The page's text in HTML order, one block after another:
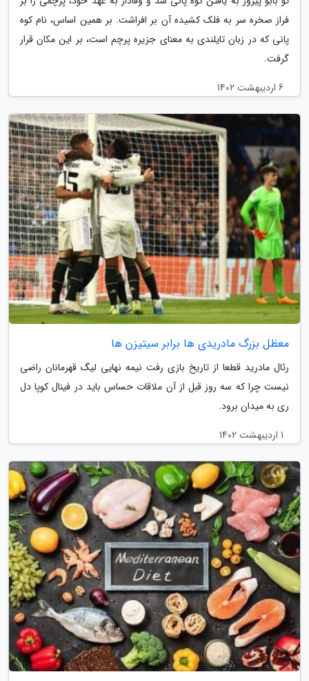
فراز صخره سر به فلک کشیده آن بر افراشت. بر همین اساس، نام کوه
پانی که در زبان تایلندی به معنای جزیره پرچم است، بر این مکان قرار
گرفت.
6 اردیبهشت 1402
معظل بزرگ مادریدی ها برابر سیتیزن ها
رئال مادرید قطعا از تاریخ بازی رفت نیمه نهایی لیگ قهرمانان راضی
نیست چرا که سه روز قبل از آن ملاقات حساس باید در فینال کوپا دل
ری به میدان برود.
1 اردیبهشت 1402